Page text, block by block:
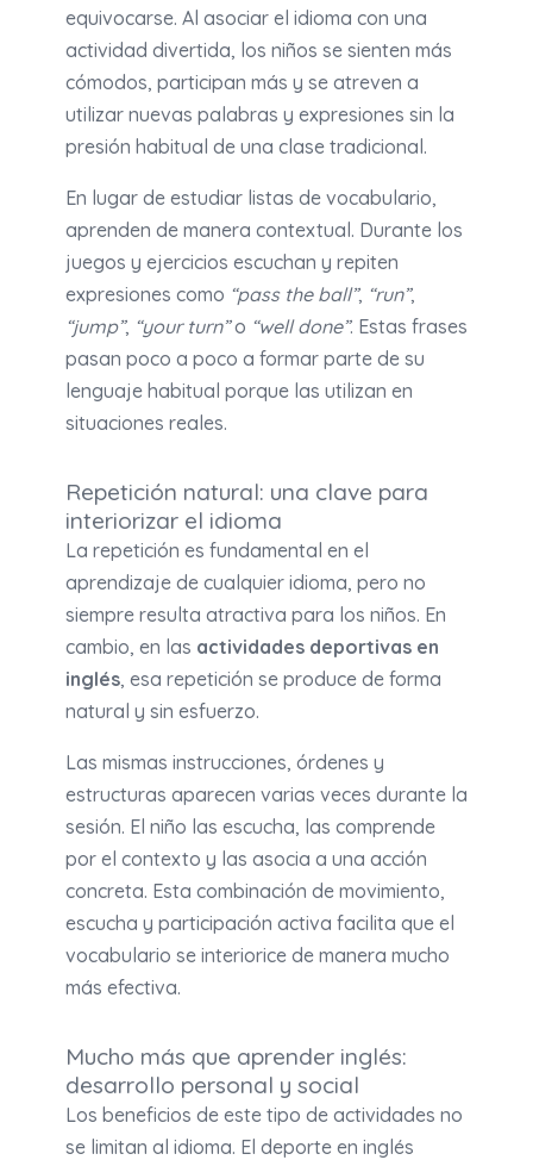
equivocarse. Al asociar el idioma con una
actividad divertida, los niños se sienten más
cómodos, participan más y se atreven a
utilizar nuevas palabras y expresiones sin la
presión habitual de una clase tradicional.
En lugar de estudiar listas de vocabulario,
aprenden de manera contextual. Durante los
juegos y ejercicios escuchan y repiten
expresiones como “pass the ball”, “run”,
“jump”, “your turn”o “well done”. Estas frases
pasan poco a poco a formar parte de su
lenguaje habitual porque las utilizan en
situaciones reales.
Repetición natural: una clave para
interiorizar el idioma
La repetición es fundamental en el
aprendizaje de cualquier idioma, pero no
siempre resulta atractiva para los niños. En
cambio, en las actividades deportivas en
inglés, esa repetición se produce de forma
natural y sin esfuerzo.
Las mismas instrucciones, órdenes y
estructuras aparecen varias veces durante la
sesión. El niño las escucha, las comprende
por el contexto y las asocia a una acción
concreta. Esta combinación de movimiento,
escucha y participación activa facilita que el
vocabulario se interiorice de manera mucho
más efectiva.
Mucho más que aprender inglés:
desarrollo personal y social
Los beneficios de este tipo de actividades no
se limitan al idioma. El deporte en inglés